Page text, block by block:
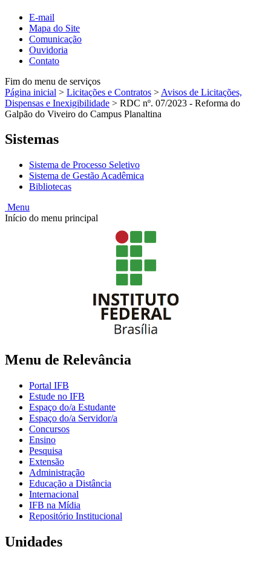
E-mail
Mapa do Site
Comunicação
Ouvidoria
Contato
Fim do menu de serviços
Página inicial > Licitações e Contratos > Avisos de Licitações,
Dispensas e Inexigibilidade > RDC nº. 07/2023 - Reforma do
Galpão do Viveiro do Campus Planaltina
Sistemas
Sistema de Processo Seletivo
Sistema de Gestão Acadêmica
Bibliotecas
Menu
Início do menu principal
Menu de Relevância
Portal IFB
Estude no IFB
Espaço do/a Estudante
Espaço do/a Servidor/a
Concursos
Ensino
Pesquisa
Extensão
Administração
Educação a Distância
Internacional
IFB na Mídia
Repositório Institucional
Unidades